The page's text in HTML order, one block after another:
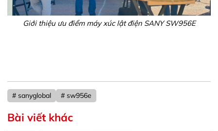
Giới thiệu ưu điểm máy xúc lật điện SANY SW956E
# sanyglobal # sw956e
Bài viết khác